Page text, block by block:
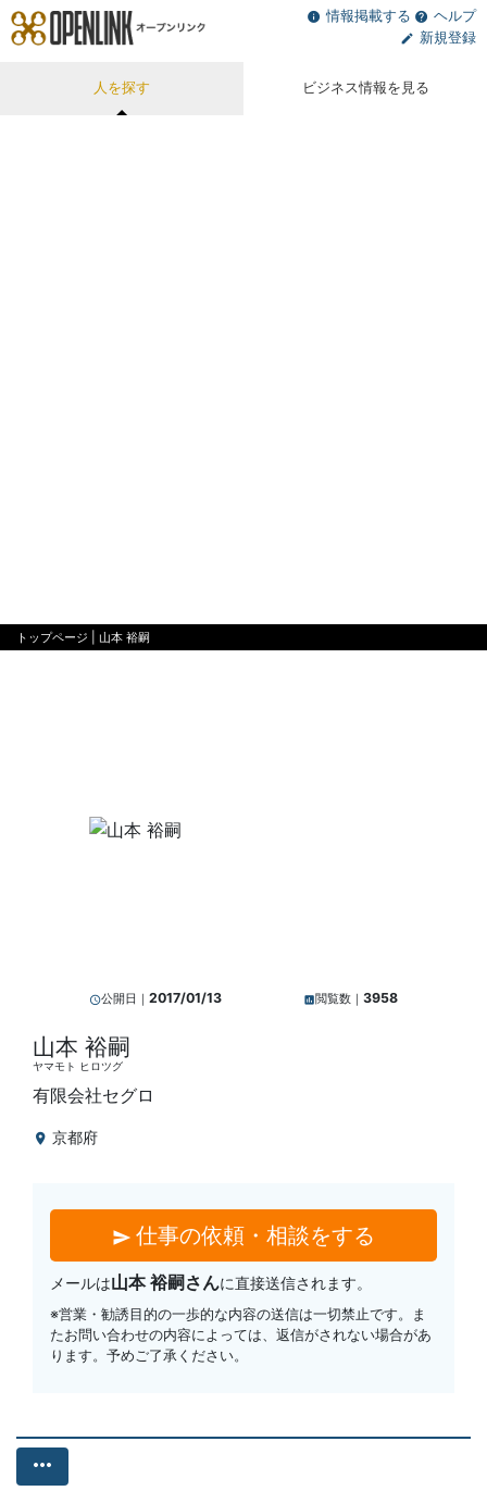
人を探す ビジネス情報を見る
情報掲載する
ヘルプ
新規登録
トップページ | 山本 裕嗣
query_builder公開日｜2017/01/13 insert_chart閲覧数｜ 3958
山本 裕嗣
ヤマモト ヒロツグ
有限会社セグロ
location_on 京都府
send 仕事の依頼・相談をする
メールは山本 裕嗣さんに直接送信されます。
※営業・勧誘目的の一歩的な内容の送信は一切禁止です。ま
たお問い合わせの内容によっては、返信がされない場合があ
ります。予めご了承ください。
more_horiz